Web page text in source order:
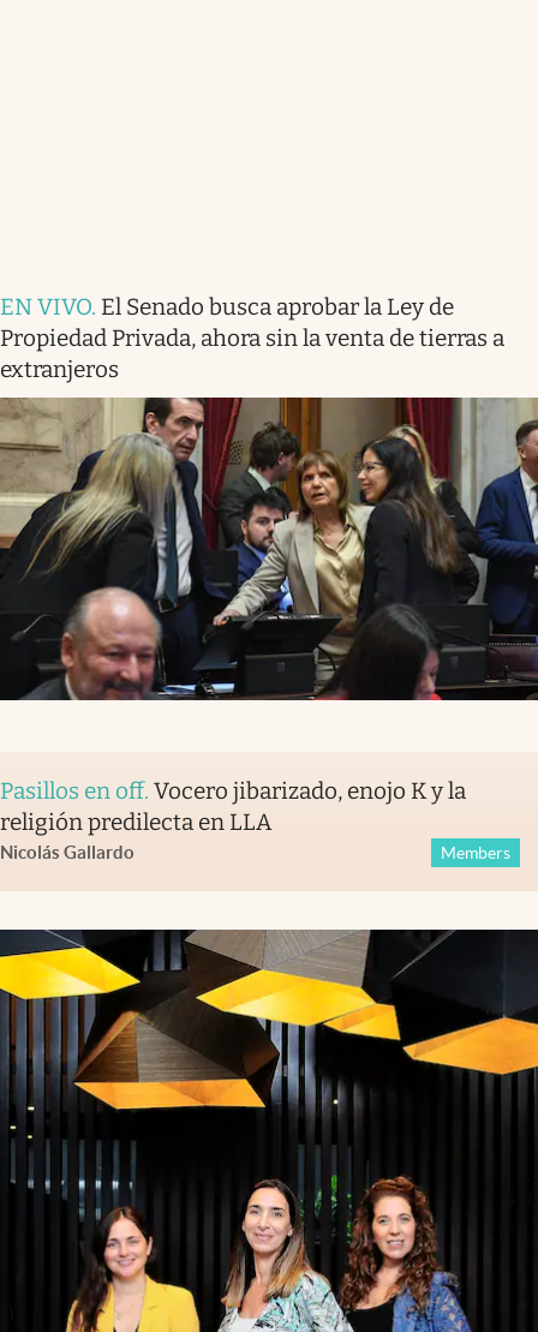
EN VIVO. El Senado busca aprobar la Ley de
Propiedad Privada, ahora sin la venta de tierras a
extranjeros
Pasillos en off. Vocero jibarizado, enojo K y la
religión predilecta en LLA
Nicolás Gallardo Members